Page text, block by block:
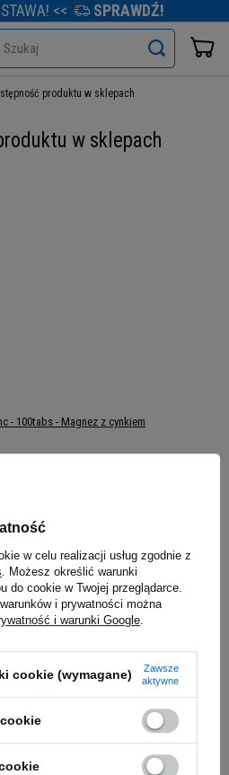
<< SPRAWDŹ!
Szukaj
produktu w sklepach
w sklepach
- 100tabs - Magnez z cynkiem
w celu realizacji usług zgodnie z
. Możesz określić warunki
do cookie w Twojej przeglądarce.
i prywatności można
i warunki Google.
cookie (wymagane)
Zawsze
aktywne